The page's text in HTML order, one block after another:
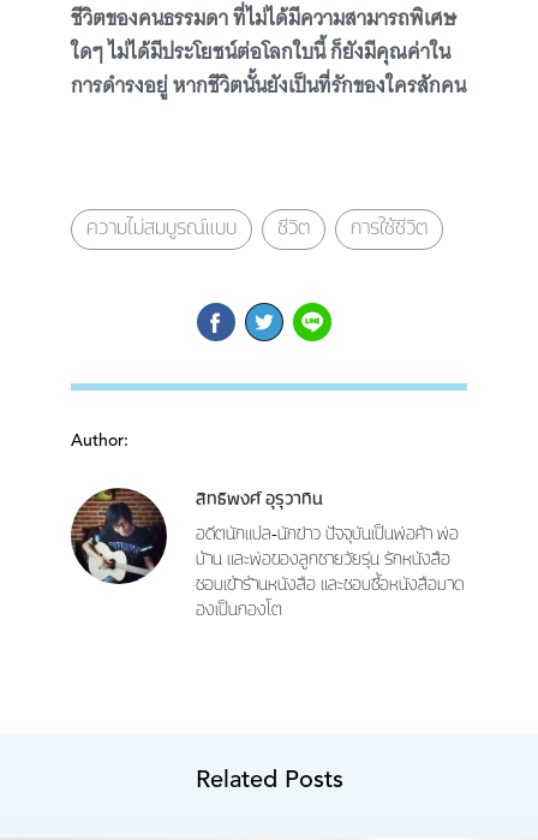
ชีวิตของคนธรรมดา ที่ไม่ได้มีความสามารถพิเศษ
ใดๆ ไม่ได้มีประโยชน์ต่อโลกใบนี้ ก็ยังมีคุณค่าใน
การดำรงอยู่ หากชีวิตนั้นยังเป็นที่รักของใครสักคน
ความไม่สมบูรณ์แบบ ชีวิต การใช้ชีวิต
Author:
สิทธิพงศ์ อุรุวาทิน
อดีตนักแปล-นักข่าว ปัจจุบันเป็นพ่อค้า พ่อ
บ้าน และพ่อของลูกชายวัยรุ่น รักหนังสือ
ชอบเข้าร้านหนังสือ และชอบซื้อหนังสือมาด
องเป็นกองโต
Related Posts